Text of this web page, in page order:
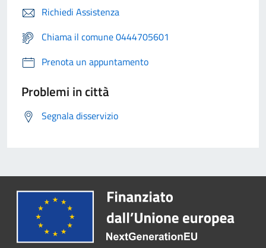
Richiedi Assistenza
Chiama il comune 0444705601
Prenota un appuntamento
Problemi in città
Segnala disservizio